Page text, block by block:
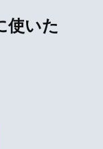
使いた